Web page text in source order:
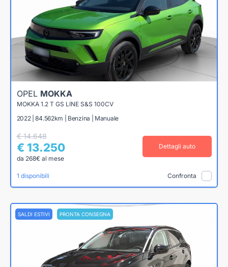
OPEL MOKKA
MOKKA 1.2 T GS LINE S&S 100CV
2022 | 84.562km | Benzina | Manuale
€ 14.648
€ 13.250
da 268€ al mese
Dettagli auto
1 disponibili Confronta
SALDI ESTIVI PRONTA CONSEGNA